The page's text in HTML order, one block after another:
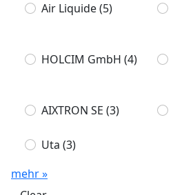
Air Liquide(5)
HOLCIM GmbH (4)
AIXTRON SE (3)
Uta (3)
mehr »